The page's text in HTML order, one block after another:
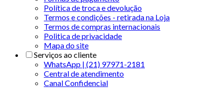
Política de troca e devolução
Termos e condições - retirada na Loja
Termos de compras internacionais
Politica de privacidade
Mapa do site
Serviços ao cliente
WhatsApp | (21) 97971-2181
Central de atendimento
Canal Confidencial